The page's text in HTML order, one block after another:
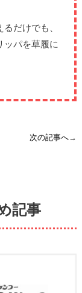
だけでも、
ッパを草履に
次の記事へ→
記事